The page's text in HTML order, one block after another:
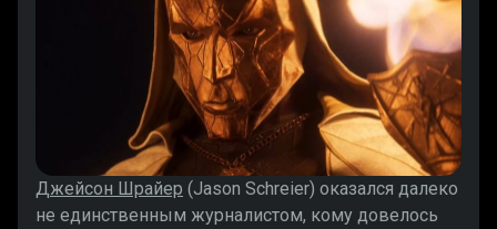
Джейсон Шрайер (Jason Schreier) оказался далеко
не единственным журналистом, кому довелось